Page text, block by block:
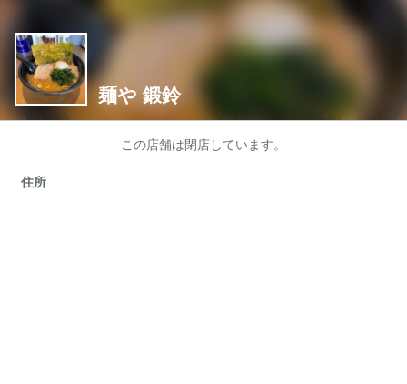
麺や 鍛鈴
この店舗は閉店しています。
住所